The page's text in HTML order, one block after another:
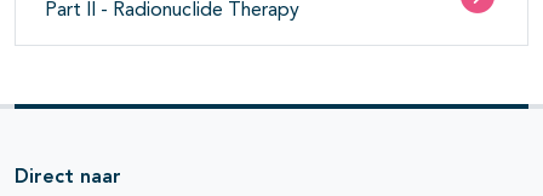
Part II - Radionuclide Therapy
Direct naar